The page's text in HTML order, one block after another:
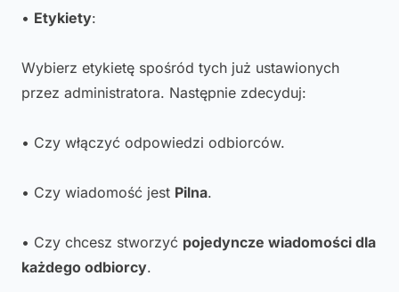
• Etykiety:
Wybierz etykietę spośród tych już ustawionych
przez administratora. Następnie zdecyduj:
• Czy włączyć odpowiedzi odbiorców.
• Czy wiadomość jest Pilna.
• Czy chcesz stworzyć pojedyncze wiadomości dla
każdego odbiorcy.